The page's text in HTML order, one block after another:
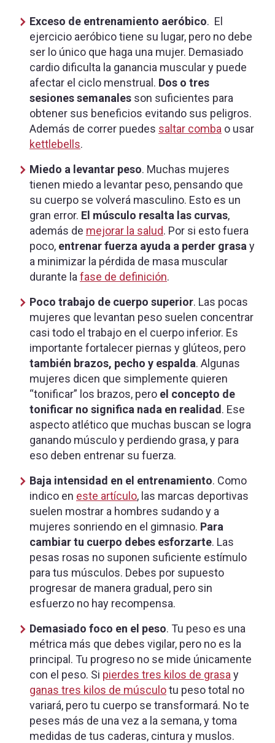
Exceso de entrenamiento aeróbico. El
ejercicio aeróbico tiene su lugar, pero no debe
ser lo único que haga una mujer. Demasiado
cardio dificulta la ganancia muscular y puede
afectar el ciclo menstrual. Dos o tres
sesiones semanales son suficientes para
obtener sus beneficios evitando sus peligros.
Además de correr puedes saltar comba o usar
kettlebells.
Miedo a levantar peso. Muchas mujeres
tienen miedo a levantar peso, pensando que
su cuerpo se volverá masculino. Esto es un
gran error. El músculo resalta las curvas,
además de mejorar la salud. Por si esto fuera
poco, entrenar fuerza ayuda a perder grasa y
a minimizar la pérdida de masa muscular
durante la fase de definición.
Poco trabajo de cuerpo superior. Las pocas
mujeres que levantan peso suelen concentrar
casi todo el trabajo en el cuerpo inferior. Es
importante fortalecer piernas y glúteos, pero
también brazos, pecho y espalda. Algunas
mujeres dicen que simplemente quieren
“tonificar” los brazos, pero el concepto de
tonificar no significa nada en realidad. Ese
aspecto atlético que muchas buscan se logra
ganando músculo y perdiendo grasa, y para
eso deben entrenar su fuerza.
Baja intensidad en el entrenamiento. Como
indico en este artículo, las marcas deportivas
suelen mostrar a hombres sudando y a
mujeres sonriendo en el gimnasio. Para
cambiar tu cuerpo debes esforzarte. Las
pesas rosas no suponen suficiente estímulo
para tus músculos. Debes por supuesto
progresar de manera gradual, pero sin
esfuerzo no hay recompensa.
Demasiado foco en el peso. Tu peso es una
métrica más que debes vigilar, pero no es la
principal. Tu progreso no se mide únicamente
con el peso. Si pierdes tres kilos de grasa y
ganas tres kilos de músculotu peso total no
variará, pero tu cuerpo se transformará. No te
peses más de una vez a la semana, y toma
medidas de tus caderas, cintura y muslos.